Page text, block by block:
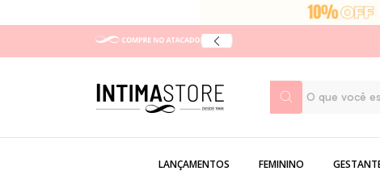
LANÇAMENTOS FEMININO